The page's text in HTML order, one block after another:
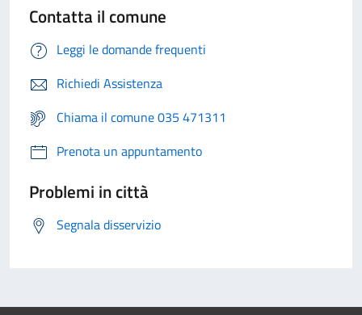
Contatta il comune
Leggi le domande frequenti
Richiedi Assistenza
Chiama il comune 035 471311
Prenota un appuntamento
Problemi in città
Segnala disservizio